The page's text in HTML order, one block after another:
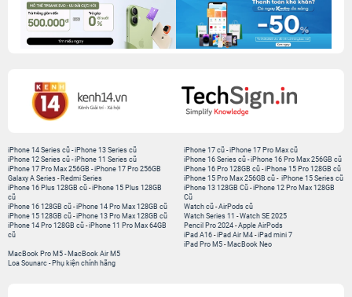
iPhone 14 Series cũ -iPhone 13 Series cũ
iPhone 12 Series cũ -iPhone 11 Series cũ
iPhone 17 Pro Max 256GB -iPhone 17 Pro 256GB
Galaxy A Series - Redmi Series
iPhone 17 cũ -iPhone 17 Pro Max cũ
iPhone 16 Series cũ - iPhone 16 Pro Max 256GB cũ
iPhone 16 Pro 128GB cũ -iPhone 15 Pro 128GB cũ
iPhone 15 Pro Max 256GB cũ - iPhone 15 Series cũ
iPhone 16 Plus 128GB cũ -iPhone 15 Plus 128GB
cũ
iPhone 16 128GB cũ -iPhone 14 Pro Max 128GB cũ
iPhone 15 128GB cũ -iPhone 13 Pro Max 128GB cũ
iPhone 14 Pro 128GB cũ -iPhone 11 Pro Max 64GB
cũ
iPhone 13 128GB Cũ -iPhone 12 Pro Max 128GB
Cũ
Watch cũ -AirPods cũ
Watch Series 11 -Watch SE 2025
Pencil Pro 2024 -Apple AirPods
iPad A16 -iPad Air M4 -iPad mini 7
iPad Pro M5 - MacBook Neo
MacBook Pro M5 - MacBook Air M5
Loa Sounarc - Phụ kiện chính hãng